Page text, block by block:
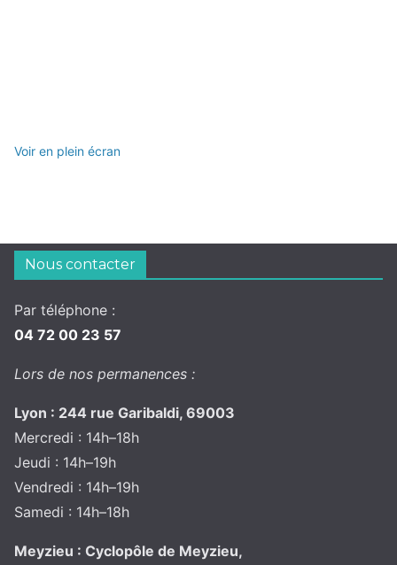
Voir en plein écran
Nous contacter
Par téléphone :
04 72 00 23 57
Lors de nos permanences :
Lyon : 244 rue Garibaldi, 69003
Mercredi : 14h–18h
Jeudi : 14h–19h
Vendredi : 14h–19h
Samedi : 14h–18h
Meyzieu : Cyclopôle de Meyzieu,